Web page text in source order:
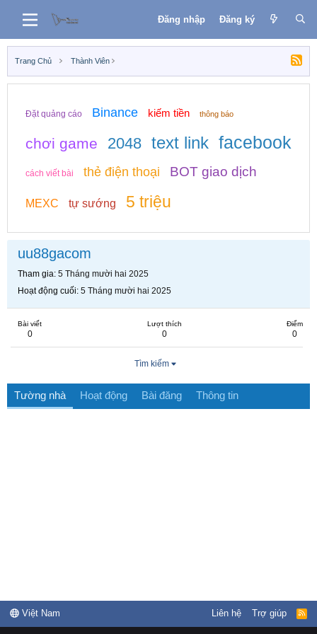
Đăng nhập Đăng ký
Trang Chủ Thành Viên
Đặt quảng cáo Binance kiếm tiền thông báo
chơi game 2048 text link facebook
cách viết bài thẻ điện thoại BOT giao dịch
MEXC tự sướng 5 triệu
uu88gacom
Tham gia 5 Tháng mười hai 2025
Hoạt động cuối 5 Tháng mười hai 2025
Bài viết
0
Lượt thích
0
Điểm
0
Tìm kiếm
Tường nhà Hoạt động Bài đăng Thông tin
Việt Nam Liên hệ Trợ giúp
R